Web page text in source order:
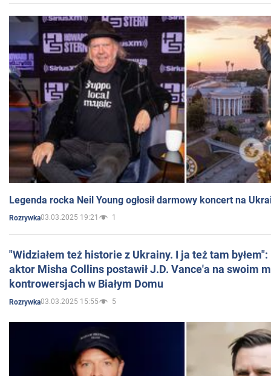
Legenda rocka Neil Young ogłosił darmowy koncert na
Rozrywka03.03.2025 19:21 1
"Widziałem też historie z Ukrainy. I ja też tam
aktor Misha Collins postawił J.D. Vance'a na swoim
kontrowersjach w Białym Domu
Rozrywka03.03.2025 15:55 5